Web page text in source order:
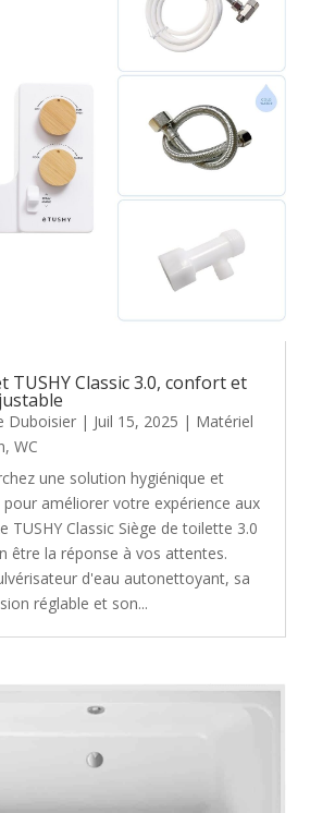
TUSHY Classic 3.0, confort et
Duboisier| Juil 15, 2025 | Matériel
, WC
une solution hygiénique et
améliorer votre expérience aux
TUSHY Classic Siège de toilette 3.0
être la réponse à vos attentes.
d'eau autonettoyant, sa
réglable et son...